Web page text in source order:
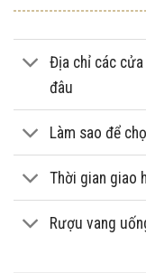
Địa chỉ các cửa
đâu
Làm sao để
Thời gian giao
Rượu vang